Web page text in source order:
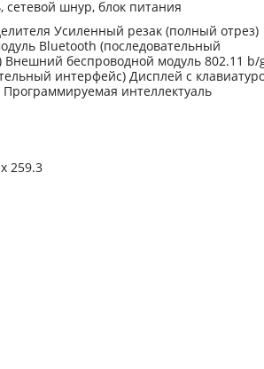
сетевой шнур, блок питания
Усиленный резак (полный отрез)
Bluetooth (последовательный
Внешний беспроводной модуль 802.11 b/
интерфейс) Дисплей с
Программируемая интеллектуаль
259.3